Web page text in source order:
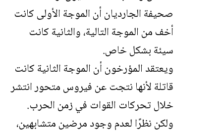
صحيفة الجارديان أن الموجة الأولى كانت
أخف من الموجة التالية، والثانية كانت
سيئة بشكل خاص.
ويعتقد المؤرخون أن الموجة الثانية كانت
قاتلة لأنها نتجت عن فيروس متحور انتشر
خلال تحركات القوات في زمن الحرب.
ولكن نظرًا لعدم وجود مرضين متشابهين،